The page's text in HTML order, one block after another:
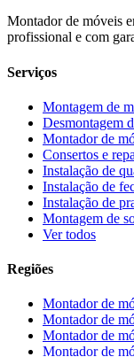
Montador de móveis
profissional e com
Serviços
Montagem de
Desmontagem
Montador de
Consertos e
Instalação de
Instalação de
Instalação de
Montagem de
Ver todos
Regiões
Montador de
Montador de
Montador de
Montador de